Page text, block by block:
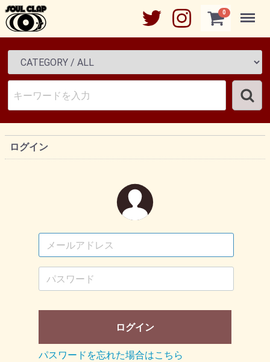
0 Menu
ログイン
ログイン
パスワードを忘れた場合はこちら